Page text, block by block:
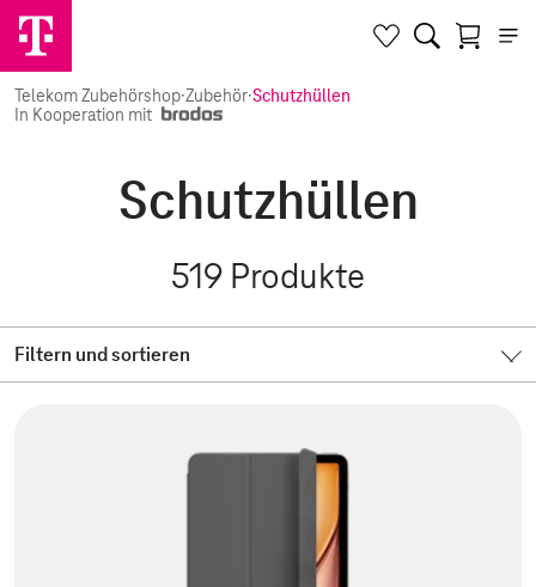
Telekom Zubehörshop·Zubehör·Schutzhüllen
In Kooperation mit
Schutzhüllen
519 Produkte
Filtern und sortieren